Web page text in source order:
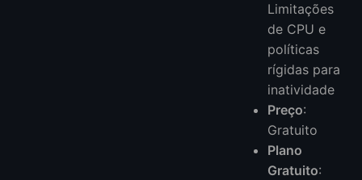
Limitações
de CPU e
políticas
rígidas para
inatividade
Preço:
Gratuito
Plano
Gratuito: